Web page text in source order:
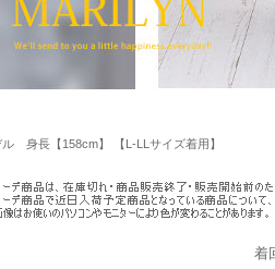
ル 身長【158cm】 【L-LLサイズ着用】
着